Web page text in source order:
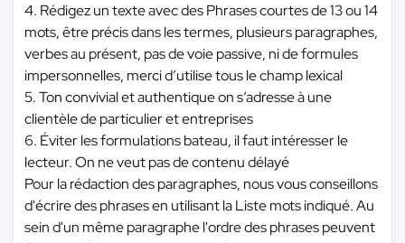
4. Rédigez un texte avec des Phrases courtes de 13 ou 14
mots, être précis dans les termes, plusieurs paragraphes,
verbes au présent, pas de voie passive, ni de formules
impersonnelles, merci d’utilise tous le champ lexical
5. Ton convivial et authentique on s’adresse à une
clientèle de particulier et entreprises
6. Éviter les formulations bateau, il faut intéresser le
lecteur. On ne veut pas de contenu délayé
Pour la rédaction des paragraphes, nous vous conseillons
d'écrire des phrases en utilisant la Liste mots indiqué. Au
sein d'un même paragraphe l'ordre des phrases peuvent